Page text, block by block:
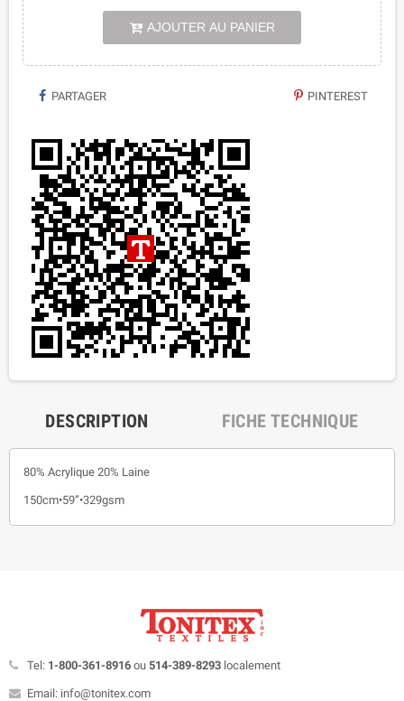
AJOUTER AU PANIER
PARTAGER PINTEREST
DESCRIPTION FICHE TECHNIQUE
80% Acrylique 20% Laine
150cm•59”•329gsm
Tel: 1-800-361-8916 ou 514-389-8293 localement
Email: info@tonitex.com